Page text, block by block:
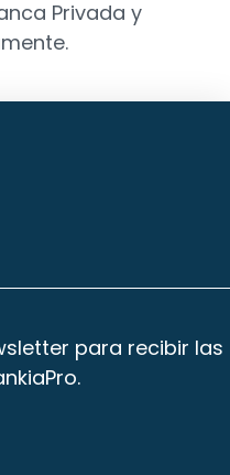
Privada y
para recibir las